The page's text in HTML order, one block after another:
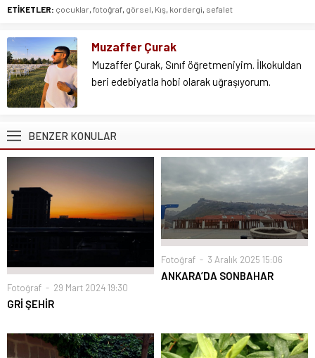
ETİKETLER: çocuklar, fotoğraf, görsel, Kış, kordergi, sefalet
Muzaffer Çurak
Muzaffer Çurak, Sınıf öğretmeniyim. İlkokuldan
beri edebiyatla hobi olarak uğraşıyorum.
BENZER KONULAR
Fotoğraf 29 Mart 2024 19:30
GRİ ŞEHİR
Fotoğraf 3 Aralık 2025 15:06
ANKARA’DA SONBAHAR